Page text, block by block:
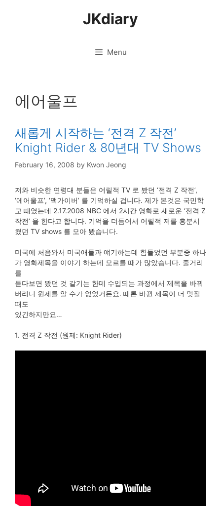
JKdiary
Menu
에어울프
새롭게 시작하는 ‘전격 Z 작전’
Knight Rider & 80년대 TV Shows
February 16, 2008 by Kwon Jeong
저와 비슷한 연령대 분들은 어릴적 TV 로 봤던 ‘전격 Z 작전’,
‘에어울프’, ‘맥가이버’ 를 기억하실 겁니다. 제가 본것은 국민학
교 때였는데 2.17.2008 NBC 에서 2시간 영화로 새로운 ‘전격 Z
작전’ 을 한다고 합니다. 기억을 더듬어서 어릴적 저를 흥분시
켰던 TV shows 를 모아 봤습니다.
미국에 처음와서 미국애들과 얘기하는데 힘들었던 부분중 하나
가 영화제목을 이야기 하는데 모르를 때가 많았습니다. 줄거리
를
듣다보면 봤던 것 같기는 한데 수입되는 과정에서 제목을 바꿔
버리니 원제를 알 수가 없었거든요. 때론 바뀐 제목이 더 멋질
때도
있긴하지만요…
1. 전격 Z 작전 (원제: Knight Rider)